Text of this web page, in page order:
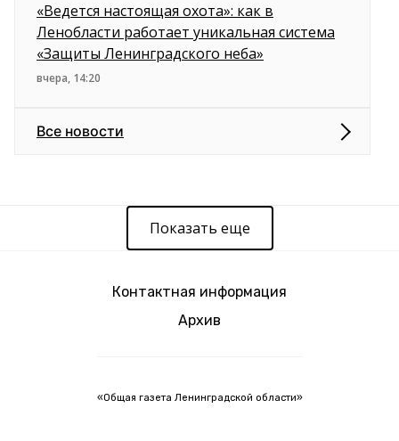
«Ведется настоящая охота»: как в
Ленобласти работает уникальная система
«Защиты Ленинградского неба»
вчера, 14:20
Все новости
Показать еще
Контактная информация
Архив
«Общая газета Ленинградской области»